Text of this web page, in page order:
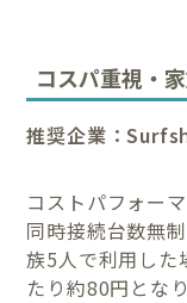
コスパ重視・
推奨企業：
コストパフォー
同時接続台数無
族5人で利用した
たり約80円とな